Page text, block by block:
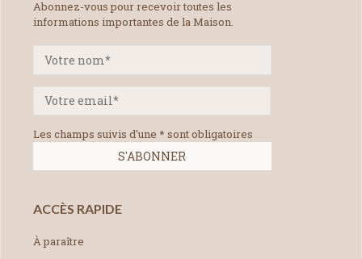
Abonnez-vous pour recevoir toutes les
informations importantes de la Maison.
Les champs suivis d'une * sont obligatoires
ACCÈS RAPIDE
À paraître